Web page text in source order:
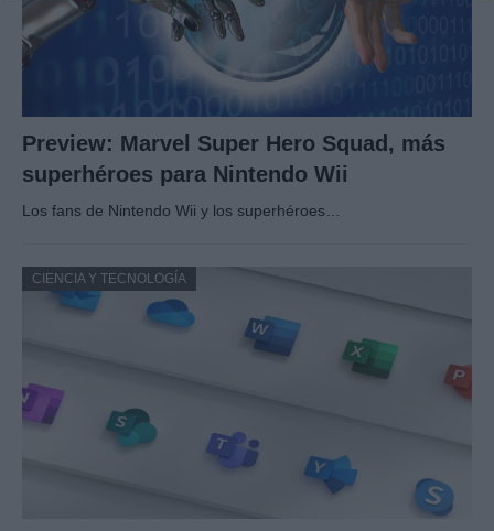
Preview: Marvel Super Hero Squad, más
superhéroes para Nintendo Wii
Los fans de Nintendo Wii y los superhéroes…
CIENCIA Y TECNOLOGÍA